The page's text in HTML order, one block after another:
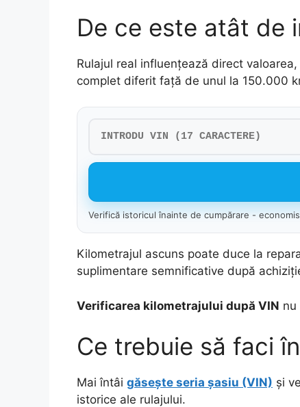
De ce este atât de
Rulajul real influențează direct
complet diferit față de unul la 150.000
Verifică istoricul înainte de cumpărare -
Kilometrajul ascuns poate duce la
suplimentare semnificative după
Verificarea kilometrajului după VIN nu
Ce trebuie să faci
Mai întâi găsește seria șasiu (VIN) și
istorice ale rulajului.